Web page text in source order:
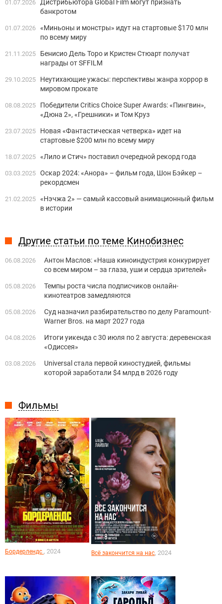
Фильмы
Бордерлендс , 2024 Всё закончится на нас, 2024
01.07.2026
Дистрибьютора Global Film могут признать
банкротом
01.07.2026 «Миньоны и монстры» идут на стартовые $170 млн
по всему миру
21.11.2025
Бенисио Дель Торо и Кристен Стюарт получат
награды от SFFILM
29.10.2025
Неутихающие ужасы: перспективы жанра хоррор в
мировом прокате
08.08.2025
Победители Critics Choice Super Awards: «Пингвин»,
«Дюна 2», «Грешники» и Том Круз
23.07.2025
Новая «Фантастическая четверка» идет на
стартовые $200 млн по всему миру
18.07.2025 «Лило и Стич» поставил очередной рекорд года
03.03.2025 Оскар 2024: «Анора» – фильм года, Шон Бэйкер –
рекордсмен
21.02.2025 «Нэчжа 2» — самый кассовый анимационный фильм
в истории
Другие статьи по теме Кинобизнес
06.08.2026
Антон Маслов: «Наша киноиндустрия конкурирует
со всем миром – за глаза, уши и сердца зрителей»
05.08.2026
Темпы роста числа подписчиков онлайн-
кинотеатров замедляются
05.08.2026
Суд назначил разбирательство по делу Paramount-
Warner Bros. на март 2027 года
04.08.2026
Итоги уикенда с 30 июля по 2 августа: деревенская
«Одиссея»
03.08.2026
Universal стала первой киностудией, фильмы
которой заработали $4 млрд в 2026 году